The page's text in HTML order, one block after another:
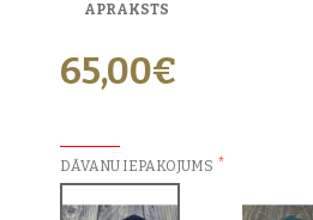
APRAKSTS
65,00€
DĀVANU IEPAKOJUMS